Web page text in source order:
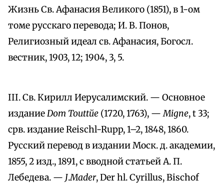
Жизнь Св. Афанасия Великого (1851), в 1-ом
томе русскаго перевода; И. В. Понов,
Религиозный идеал св. Афанасия, Богосл.
вестник, 1903, 12; 1904, 3, 5.
III. Св. Кирилл Иерусалимский. — Основное
изданиеDom Touttйe (1720, 1763), —Мigпе, t 33;
срв. издание Reischl-Rupp, 1–2, 1848, 1860.
Русский перевод в издании Моск. д. академии,
1855, 2 изд., 1891, с вводной статьей А. П.
Лебедева. — J.Mader, Der hl. Cyrillus, Bischof